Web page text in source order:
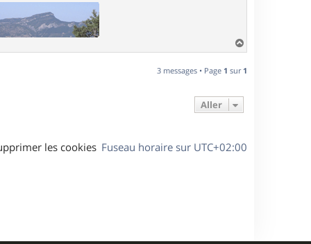
a
t
3 messages • Page 1 sur 1
Aller
Fuseau horaire sur UTC+02:00
les cookies